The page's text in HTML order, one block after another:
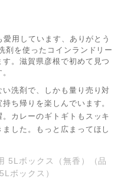
愛用しています、ありがとう
剤を使ったコインランドリー
。滋賀県彦根で初めて見つ
洗剤で、しかも量り売り対
ち帰りを楽しんでいます。
カレーのギトギトもスッキ
した。もっと広まってほし
5Lボックス（無香）（品
ボックス）